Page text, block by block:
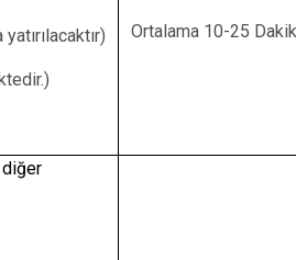
Ortalama 10-25